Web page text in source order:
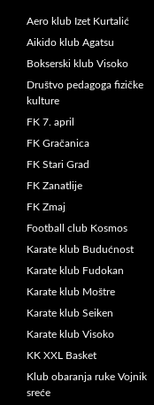
Aero klub Izet Kurtalić
Aikido klub Agatsu
Bokserski klub Visoko
Društvo pedagoga fizičke
kulture
FK 7. april
FK Gračanica
FK Stari Grad
FK Zanatlije
FK Zmaj
Football club Kosmos
Karate klub Budućnost
Karate klub Fudokan
Karate klub Moštre
Karate klub Seiken
Karate klub Visoko
KK XXL Basket
Klub obaranja ruke Vojnik
sreće